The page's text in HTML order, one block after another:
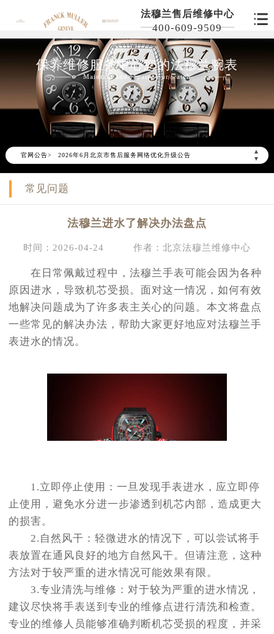
法穆兰售后维修中心
400-609-9509
保养维修服务中心您的法穆兰腕表
Maintain and repair your watch
官网公告>
▲
▼
2026年6月北京市售后服务网络优化升级公告
2026年6月北京市官方售后客户服务热线：
2026年6月售后服务中心最新网点地址：
节假日正常营业！
常见问题
法穆兰进水了解决办法盘点
时间：2026-04-24 作者：北京法穆兰维修中心
在日常佩戴过程中，法穆兰手表可能会因为各种
原因进水，导致机芯受损。面对这一情况，如何有效
地解决问题成为了许多表主关心的问题。本文将盘点
一些常见的解决办法，帮助大家更好地应对法穆兰手
表进水的情况。
1.立即停止使用：一旦发现手表进水，应立即停
止使用，避免水分进一步渗透到机芯内部，造成更大
的损害。
2.自然风干：轻微进水的情况下，可以尝试将手
表放置在通风良好的地方自然风干。但请注意，这种
方法对于较严重的进水情况可能效果有限。
3.专业清洗与维修：对于较为严重的进水情况，
建议尽快将手表送到专业的维修点进行清洗和检查。
专业的维修人员能够准确判断机芯受损的程度，并采